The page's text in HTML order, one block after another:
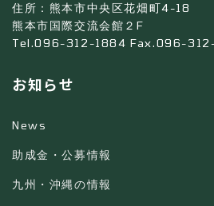
住所：熊本市中央区花畑町4-18
熊本市国際交流会館２F
Tel.096-312-1884 Fax.096-
お知らせ
News
助成金・公募情報
九州・沖縄の情報